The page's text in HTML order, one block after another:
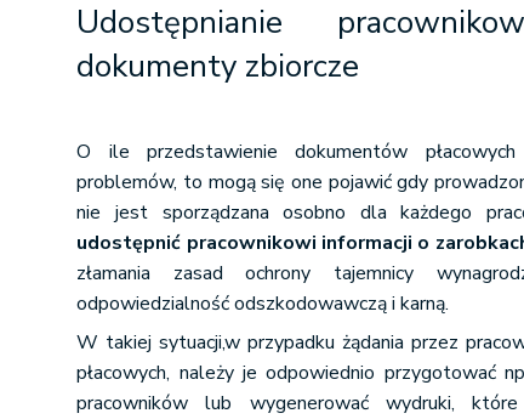
Udostępnianie
dokumenty zbiorcze
O ile przedstawienie dokumentów
problemów, to mogą się one pojawić gdy
nie jest sporządzana osobno dla każdego
udostępnić pracownikowi informacji o
złamania zasad ochrony tajemnicy
odpowiedzialność odszkodowawczą i karną.
W takiej sytuacji,w przypadku żądania przez
płacowych, należy je odpowiednio przygotować
pracowników lub wygenerować wydruki,